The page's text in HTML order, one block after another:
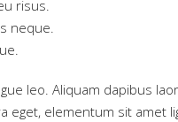
risus.
neque.
leo. Aliquam dapibus
eget, elementum sit amet